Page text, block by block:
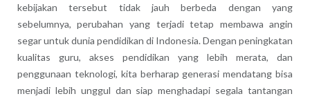
kebijakan tersebut tidak jauh berbeda dengan yang
sebelumnya, perubahan yang terjadi tetap membawa angin
segar untuk dunia pendidikan di Indonesia. Dengan peningkatan
kualitas guru, akses pendidikan yang lebih merata, dan
penggunaan teknologi, kita berharap generasi mendatang bisa
menjadi lebih unggul dan siap menghadapi segala tantangan